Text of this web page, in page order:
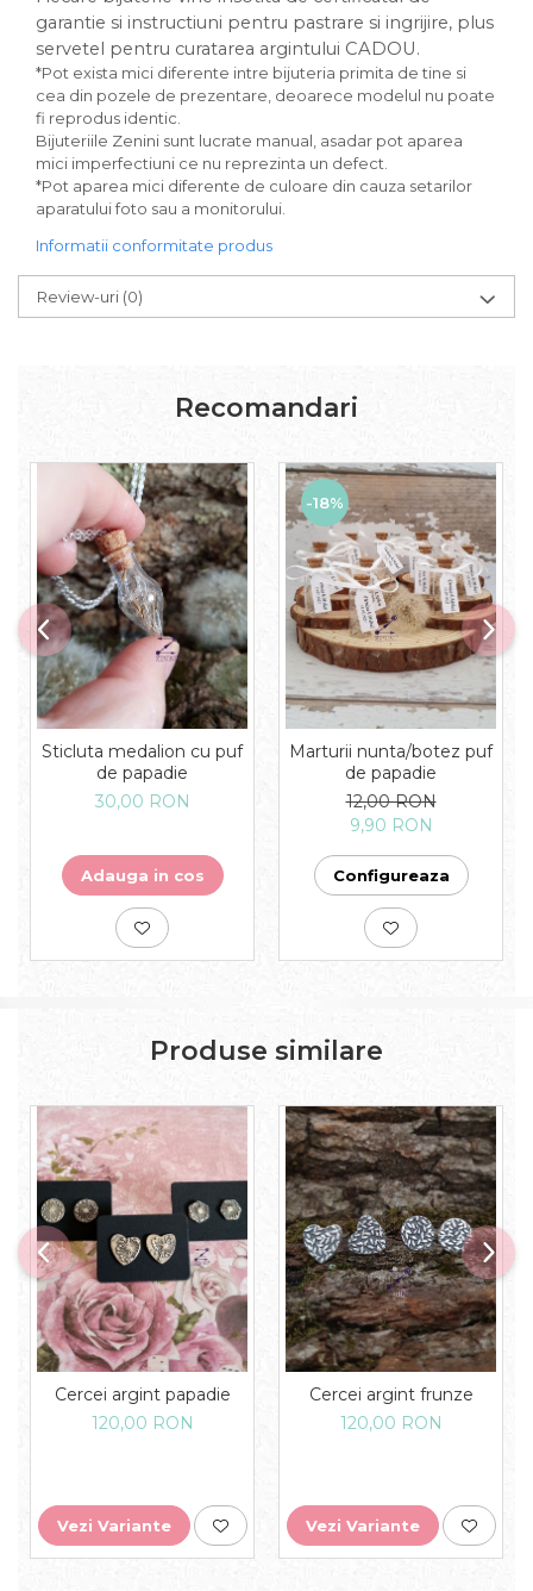
garantie si instructiuni pentru pastrare si ingrijire, plus
servetel pentru curatarea argintului CADOU.
*Pot exista mici diferente intre bijuteria primita de tine si
cea din pozele de prezentare, deoarece modelul nu poate
fi reprodus identic.
Bijuteriile Zenini sunt lucrate manual, asadar pot aparea
mici imperfectiuni ce nu reprezinta un defect.
*Pot aparea mici diferente de culoare din cauza setarilor
aparatului foto sau a monitorului.
Informatii conformitate produs
Review-uri (0)
Recomandari
Sticluta medalion cu puf
de papadie
30,00 RON
Adauga in cos
-18%
Marturii nunta/botez puf
de papadie
12,00 RON
9,90 RON
Configureaza
Produse similare
Cercei argint papadie
120,00 RON
Vezi Variante
Cercei argint frunze
120,00 RON
Vezi Variante